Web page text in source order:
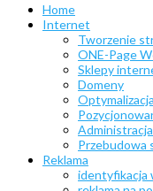
Home
Internet
Tworzenie
ONE-Page
Sklepy
Domeny
Reklama
identyfikacja